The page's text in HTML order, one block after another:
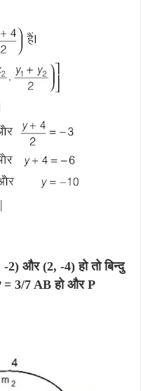
और (2, -4) हो तो बिन्दु
= 3/7 AB हो और P